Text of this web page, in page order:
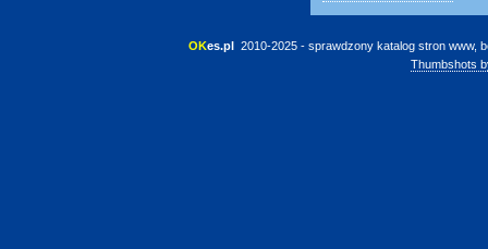
OKes.pl 2010-2025 - sprawdzony katalog stron www,
Thumbshots